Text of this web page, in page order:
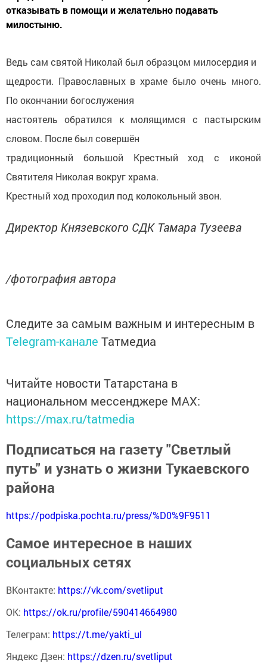
отказывать в помощи и желательно подавать
милостыню.
Ведь сам святой Николай был образцом милосердия и
щедрости. Православных в храме было очень много.
По окончании богослужения
настоятель обратился к молящимся с пастырским
словом. После был совершён
традиционный большой Крестный ход с иконой
Святителя Николая вокруг храма.
Крестный ход проходил под колокольный звон.
Директор Князевского СДК Тамара Тузеева
/фотография автора
Следите за самым важным и интересным в
Telegram-канале Татмедиа
Читайте новости Татарстана в
национальном мессенджере MАХ:
https://max.ru/tatmedia
Подписаться на газету "Светлый
путь" и узнать о жизни Тукаевского
района
https://podpiska.pochta.ru/press/%D0%9F9511
Самое интересное в наших
социальных сетях
ВКонтакте: https://vk.com/svetliput
ОК: https://ok.ru/profile/590414664980
Телеграм: https://t.me/yakti_ul
Яндекс Дзен: https://dzen.ru/svetliput